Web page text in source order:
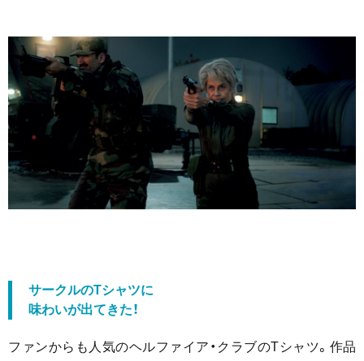
サークルのTシャツに
味わいが出てきた！
ファンからも人気のヘルファイア・クラブのTシャツ。作品